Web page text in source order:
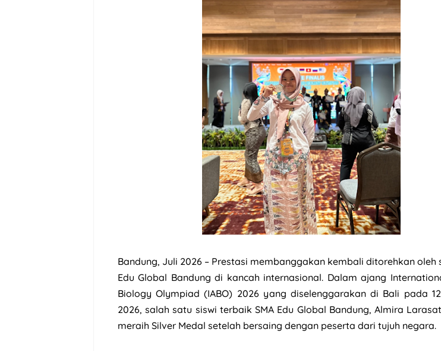
Bandung, Juli 2026 – Prestasi membanggakan kembali ditorehkan oleh
Edu Global Bandung di kancah internasional. Dalam ajang
Biology Olympiad (IABO) 2026 yang diselenggarakan di Bali pada
2026, salah satu siswi terbaik SMA Edu Global Bandung, Almira
meraih Silver Medal setelah bersaing dengan peserta dari tujuh negara.